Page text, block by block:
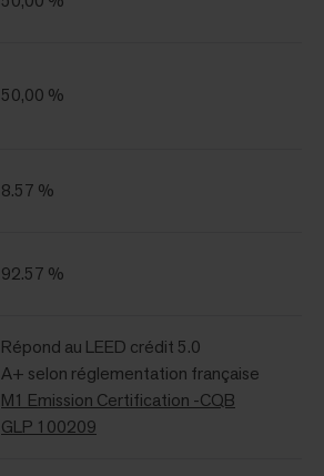
50,00 %
8.57 %
92.57 %
Répond au LEED crédit 5.0
A+ selon réglementation française
M1 Emission Certification -CQB
GLP 100209